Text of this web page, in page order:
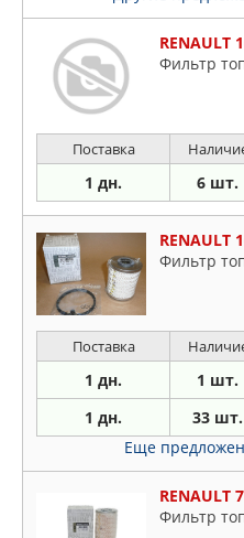
RENAULT
Фильтр
Поставка
1 дн. 6 шт.
RENAULT
Фильтр
Поставка
1 дн. 1 шт.
1 дн. 33 шт.
Еще
RENAULT
Фильтр